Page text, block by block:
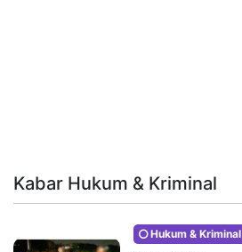
Kabar Hukum & Kriminal
Hukum & Kriminal